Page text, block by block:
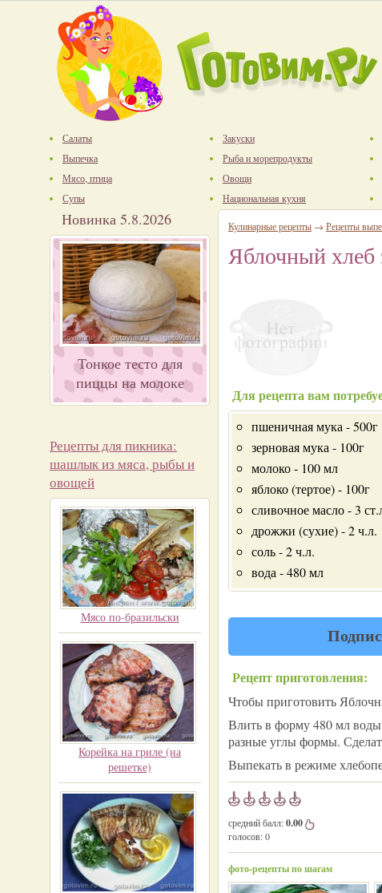
Салаты
Выпечка
Мясо, птица
Супы
Закуски
Рыба и морепродукты
Овощи
Национальная кухня
Новинка 5.8.2026
Тонкое тесто для
пиццы на молоке
Рецепты для пикника:
шашлык из мяса, рыбы и
овощей
Мясо по-бразильски
Корейка на гриле (на
решетке)
Кулинарные рецепты → Рецепты
Яблочный хлеб
Для рецепта вам
пшеничная мука - 500г
зерновая мука - 100г
молоко - 100 мл
яблоко (тертое) - 100г
сливочное масло - 3
дрожжи (сухие) - 2 ч.л.
соль - 2 ч.л.
вода - 480 мл
Рецепт приготовления:
Чтобы приготовить
Влить в форму 480 мл воды
разные углы формы.
Выпекать в режиме
средний балл:0.00
голосов:0
фото-рецепты по шагам